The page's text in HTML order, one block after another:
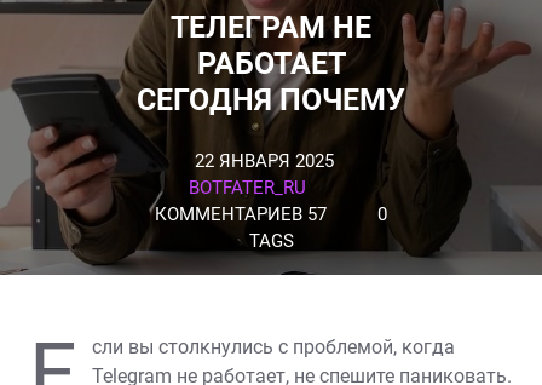
ТЕЛЕГРАМ НЕ
РАБОТАЕТ
СЕГОДНЯ ПОЧЕМУ
22 ЯНВАРЯ 2025
BOTFATER_RU
КОММЕНТАРИЕВ 57
0
TAGS
сли вы столкнулись с проблемой, когда
Telegram не работает, не спешите паниковать.